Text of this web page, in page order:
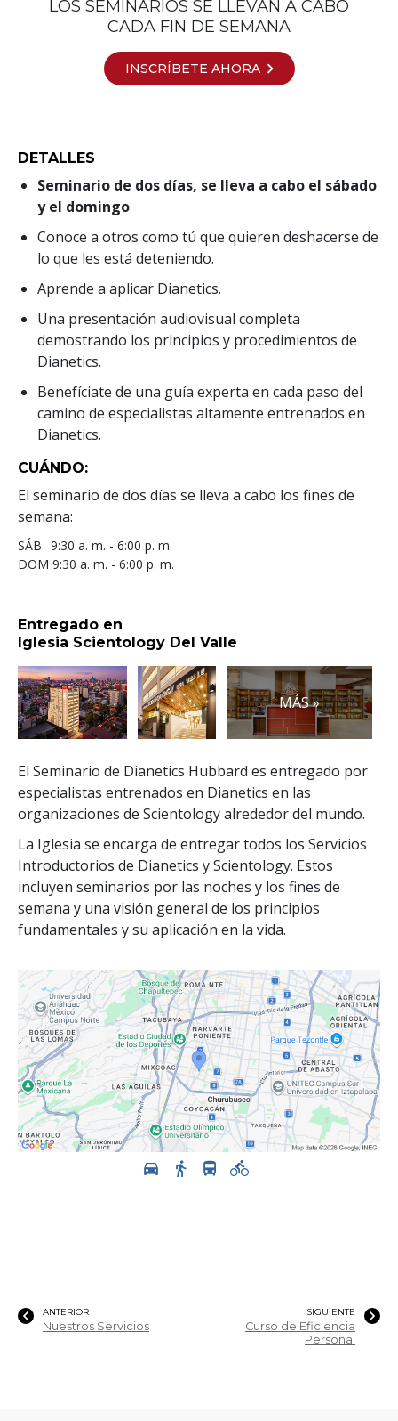
LOS SEMINARIOS SE LLEVAN A CABO
CADA FIN DE SEMANA
INSCRÍBETE AHORA
DETALLES
Seminario de dos días, se lleva a cabo el sábado
y el domingo
Conoce a otros como tú que quieren deshacerse de
lo que les está deteniendo.
Aprende a aplicar Dianetics.
Una presentación audiovisual completa
demostrando los principios y procedimientos de
Dianetics.
Benefíciate de una guía experta en cada paso del
camino de especialistas altamente entrenados en
Dianetics.
CUÁNDO:
El seminario de dos días se lleva a cabo los fines de
semana:
SÁB 9:30 a. m. - 6:00 p. m.
DOM 9:30 a. m. - 6:00 p. m.
Entregado en
Iglesia Scientology Del Valle
MÁS »
El Seminario de Dianetics Hubbard es entregado por
especialistas entrenados en Dianetics en las
organizaciones de Scientology alrededor del mundo.
La Iglesia se encarga de entregar todos los Servicios
Introductorios de Dianetics y Scientology. Estos
incluyen seminarios por las noches y los fines de
semana y una visión general de los principios
fundamentales y su aplicación en la vida.
ANTERIOR
Nuestros Servicios
SIGUIENTE
Curso de Eficiencia
Personal